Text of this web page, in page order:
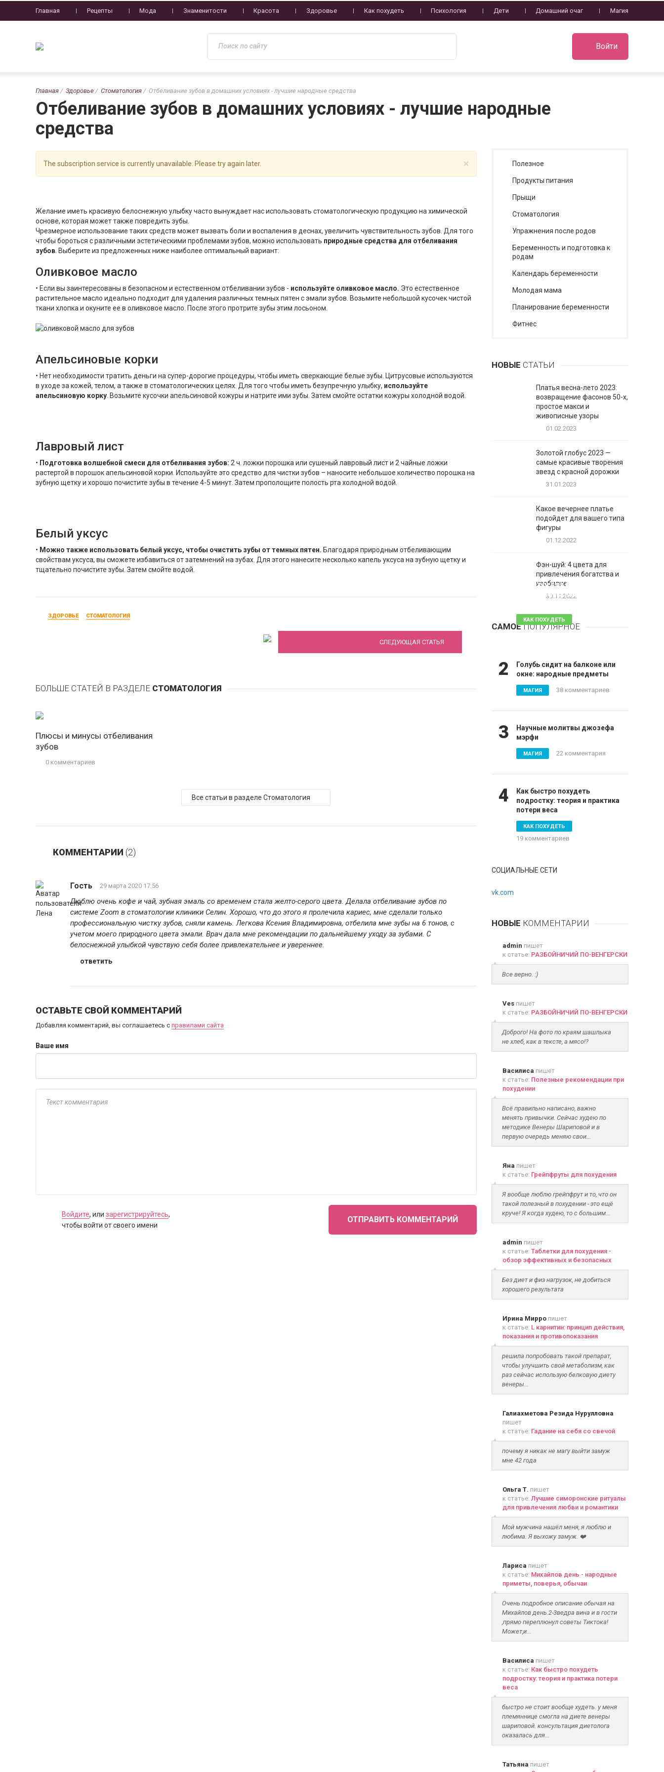
Главная Рецепты Мода Знаменитости Красота Здоровье Как похудеть Психология Дети Домашний очаг Магия
Войти
Главная Здоровье Стоматология Отбеливание зубов в домашних условиях - лучшие народные средства
Отбеливание зубов в домашних условиях - лучшие народные
средства
×
The subscription service is currently unavailable. Please try again later.
Желание иметь красивую белоснежную улыбку часто вынуждает нас использовать стоматологическую продукцию на химической
основе, которая может также повредить зубы.
Чрезмерное использование таких средств может вызвать боли и воспаления в деснах, увеличить чувствительность зубов. Для того
чтобы бороться с различными эстетическими проблемами зубов, можно использовать природные средства для отбеливания
зубов . Выберите из предложенных ниже наиболее оптимальный вариант:
Оливковое масло
• Если вы заинтересованы в безопасном и естественном отбеливании зубов - используйте оливковое масло. Это естественное
растительное масло идеально подходит для удаления различных темных пятен с эмали зубов. Возьмите небольшой кусочек чистой
ткани хлопка и окуните ее в оливковое масло. После этого протрите зубы этим лосьоном.
Апельсиновые корки
• Нет необходимости тратить деньги на супер-дорогие процедуры, чтобы иметь сверкающие белые зубы. Цитрусовые используются
в уходе за кожей, телом, а также в стоматологических целях. Для того чтобы иметь безупречную улыбку, используйте
апельсиновую корку. Возьмите кусочки апельсиновой кожуры и натрите ими зубы. Затем смойте остатки кожуры холодной водой.
Лавровый лист
• Подготовка волшебной смеси для отбеливания зубов: 2 ч. ложки порошка или сушеный лавровый лист и 2 чайные ложки
растертой в порошок апельсиновой корки. Используйте это средство для чистки зубов – наносите небольшое количество порошка на
зубную щетку и хорошо почистите зубы в течение 4-5 минут. Затем прополощите полость рта холодной водой.
Белый уксус
• Можно также использовать белый уксус, чтобы очистить зубы от темных пятен. Благодаря природным отбеливающим
свойствам уксуса, вы сможете избавиться от затемнений на зубах. Для этого нанесите несколько капель уксуса на зубную щетку и
тщательно почистите зубы. Затем смойте водой.
ЗДОРОВЬЕ СТОМАТОЛОГИЯ
СЛЕДУЮЩАЯ СТАТЬЯ
БОЛЬШЕ СТАТЕЙ В РАЗДЕЛЕ СТОМАТОЛОГИЯ
Плюсы и минусы отбеливания
зубов
0 комментариев
Все статьи в разделе Стоматология
КОММЕНТАРИИ (2)
Гость 29 марта 2020 17:56
Люблю очень кофе и чай, зубная эмаль со временем стала желто-серого цвета. Делала отбеливание зубов по
системе Zoom в стоматологии клиники Селин. Хорошо, что до этого я пролечила кариес, мне сделали только
профессиональную чистку зубов, сняли камень. Легкова Ксения Владимировна, отбелила мне зубы на 6 тонов, с
учетом моего природного цвета эмали. Врач дала мне рекомендации по дальнейшему уходу за зубами. С
белоснежной улыбкой чувствую себя более привлекательнее и увереннее.
ответить
ОСТАВЬТЕ СВОЙ КОММЕНТАРИЙ
Добавляя комментарий, вы соглашаетесь с правилами сайта
Ваше имя
Войдите, или зарегистрируйтесь,
чтобы войти от своего имени
ОТПРАВИТЬ КОММЕНТАРИЙ
Полезное
Продукты питания
Прыщи
Стоматология
Упражнения после родов
Беременность и подготовка к
родам
Календарь беременности
Молодая мама
Планирование беременности
Фитнес
НОВЫЕ СТАТЬИ
Платья весна-лето 2023:
возвращение фасонов 50-х,
простое макси и
живописные узоры
01.02.2023
Золотой глобус 2023 —
самые красивые творения
звезд с красной дорожки
31.01.2023
Какое вечернее платье
подойдет для вашего типа
фигуры
01.12.2022
Фэн-шуй: 4 цвета для
привлечения богатства и
изобилие
30.11.2022
САМОЕПОПУЛЯРНОЕ
Таблетки для похудения -
обзор эффективных и
КАК ПОХУДЕТЬ
81 комментарий
2
Голубь сидит на балконе или
окне: народные предметы
МАГИЯ 38 комментариев
3
Научные молитвы джозефа
мэрфи
МАГИЯ 22 комментария
4
Как быстро похудеть
подростку: теория и практика
потери веса
КАК ПОХУДЕТЬ
19 комментариев
СОЦИАЛЬНЫЕ СЕТИ
vk.com
НОВЫЕ КОММЕНТАРИИ
admin пишет
к статье: РАЗБОЙНИЧИЙ ПО-ВЕНГЕРСКИ
Все верно. :)
Vesпишет
к статье: РАЗБОЙНИЧИЙ ПО-ВЕНГЕРСКИ
Доброго! На фото по краям шашлыка
не хлеб, как в тексте, а мясо!?
Василиса пишет
к статье: Полезные рекомендации при
похудении
Всё правильно написано, важно
менять привычки. Сейчас худею по
методике Венеры Шариповой и в
первую очередь меняю свои...
Яна пишет
к статье: Грейпфруты для похудения
Я вообще люблю грейпфрут и то, что он
такой полезный в похудении - это ещё
круче! Я когда худею, то с большим...
admin пишет
к статье: Таблетки для похудения -
обзор эффективных и безопасных
Без диет и физ нагрузок, не добиться
хорошего результата
Ирина Мирропишет
к статье: L карнитин: принцип действия,
показания и противопоказания
решила попробовать такой препарат,
чтобы улучшить свой метаболизм, как
раз сейчас использую белковую диету
венеры...
Галиахметова Резида Нурулловна
пишет
к статье: Гадание на себя со свечой
почему я никак не магу выйти замуж
мне 42 года
Ольга Т. пишет
к статье: Лучшие симоронские ритуалы
для привлечения любви и романтики
Мой мужчина нашёл меня, я люблю и
любима. Я выхожу замуж. ❤️
Лариса пишет
к статье: Михайлов день - народные
приметы, поверья, обычаи
Очень подробное описание обычая на
Михайлов день.2-3ведра вина и в гости
,прямо переплюнул советы Тиктока!
Может,и...
Василиса пишет
к статье: Как быстро похудеть
подростку: теория и практика потери
веса
быстро не стоит вообще худеть. у меня
племяннице смогла на диете венеры
шариповой. консультация диетолога
оказалась для...
Татьяна пишет